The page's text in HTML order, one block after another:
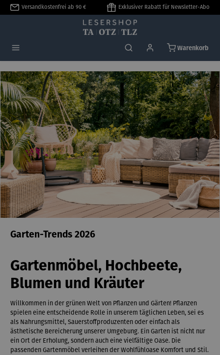
springen
Versandkostenfrei ab 90 € Exklusiver Rabatt für Newsletter-Abo
Warenkorb
Garten-Trends 2026
Gartenmöbel, Hochbeete,
Blumen und Kräuter
Willkommen in der grünen Welt von Pflanzen und Gärten! Pflanzen
spielen eine entscheidende Rolle in unserem täglichen Leben, sei es
als Nahrungsmittel, Sauerstoffproduzenten oder einfach als
ästhetische Bereicherung unserer Umgebung. Ein Garten ist nicht nur
ein Ort der Erholung, sondern auch eine vielfältige Oase. Die
passenden Gartenmöbel verleihen der Wohlfühloase Komfort und Stil.